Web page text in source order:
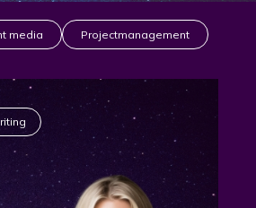
media Projectmanagement